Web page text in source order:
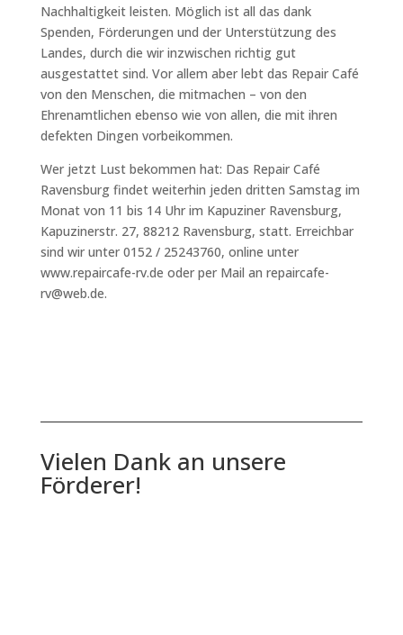
Nachhaltigkeit leisten. Möglich ist all das dank
Spenden, Förderungen und der Unterstützung des
Landes, durch die wir inzwischen richtig gut
ausgestattet sind. Vor allem aber lebt das Repair Café
von den Menschen, die mitmachen – von den
Ehrenamtlichen ebenso wie von allen, die mit ihren
defekten Dingen vorbeikommen.
Wer jetzt Lust bekommen hat: Das Repair Café
Ravensburg findet weiterhin jeden dritten Samstag im
Monat von 11 bis 14 Uhr im Kapuziner Ravensburg,
Kapuzinerstr. 27, 88212 Ravensburg, statt. Erreichbar
sind wir unter 0152 / 25243760, online unter
www.repaircafe-rv.de oder per Mail an repaircafe-
rv@web.de.
Vielen Dank an unsere
Förderer!